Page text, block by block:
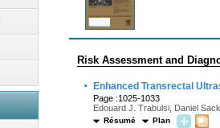
Risk Assessment and
· Enhanced Transrectal
Page :1025-1033
Edouard J. Trabulsi, Daniel
Résumé Plan